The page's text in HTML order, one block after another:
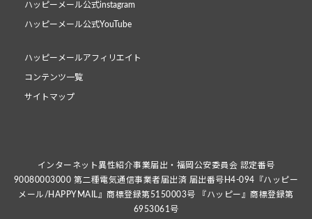
ハッピーメール公式instagram
ハッピーメール公式YouTube
ハッピーメールアフィリエイト
コンテンツ一覧
サイトマップ
インターネット異性紹介事業届出・福岡公安委員会 認定番号
90080003000 第二種電気通信事業者届出済 届出番号H4-094『ハッピー
メール/HAPPYMAIL』商標登録第5150003号 『ハッピー』商標登録第
6953061号